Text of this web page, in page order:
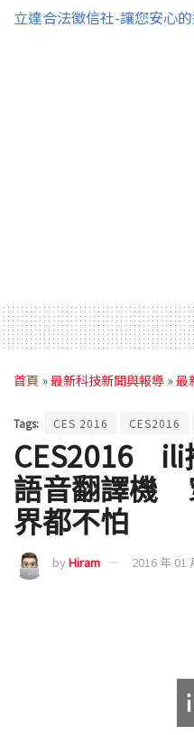
立達合法徵信社-讓您安心
首頁 »最新科技新聞與報導 »最
Tags: CES 2016 CES2016
CES2016 ili
語音翻譯機
界都不怕
byHiram 2016 年 01